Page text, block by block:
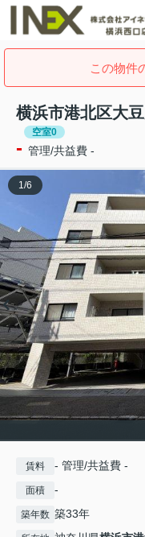
この物件
横浜市港北区大
空室0
- 管理/共益費 -
1/6
賃料 - 管理/共益費 -
面積 -
築年数 築33年